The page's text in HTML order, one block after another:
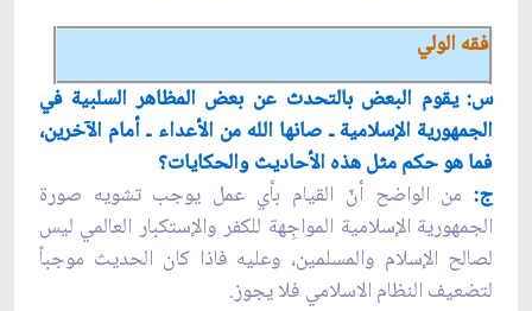
فقه الولي
س: يقوم البعض بالتحدث عن بعض المظاهر السلبية في
الجمهورية الإسلامية ـ صانها الله من الأعداء ـ أمام الآخرين،
فما هو حكم مثل هذه الأحاديث والحكايات؟
ج: من الواضح أنّ القيام بأي عمل يوجب تشويه صورة
الجمهورية الإسلامية المواجِهة للكفر والإستكبار العالمي ليس
لصالح الإسلام والمسلمين، وعليه فاذا كان الحديث موجباً
لتضعيف النظام الاسلامي فلا يجوز.